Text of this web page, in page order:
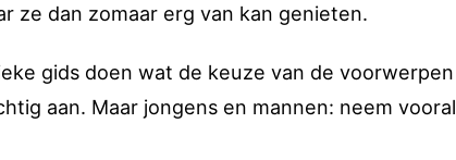
ze dan zomaar erg van kan genieten.
gids doen wat de keuze van de
aan. Maar jongens en mannen: neem